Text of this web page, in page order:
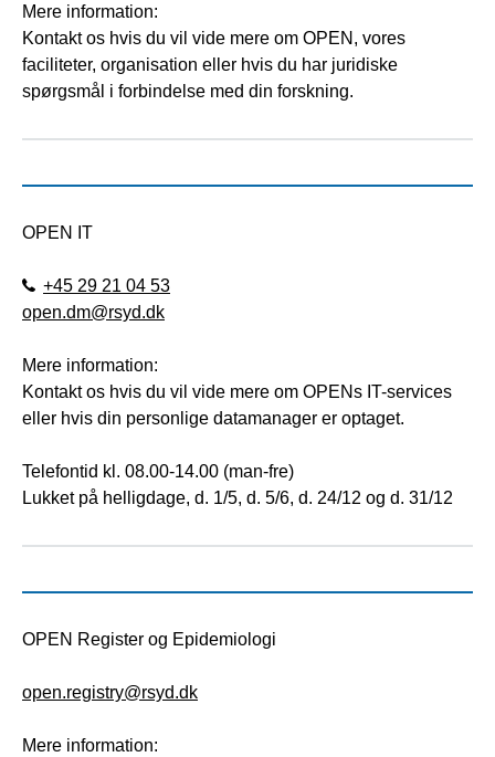
Mere information:
Kontakt os hvis du vil vide mere om OPEN, vores
faciliteter, organisation eller hvis du har juridiske
spørgsmål i forbindelse med din forskning.
OPEN IT
+45 29 21 04 53
open.dm@rsyd.dk
Mere information:
Kontakt os hvis du vil vide mere om OPENs IT-services
eller hvis din personlige datamanager er optaget.
Telefontid kl. 08.00-14.00 (man-fre)
Lukket på helligdage, d. 1/5, d. 5/6, d. 24/12 og d. 31/12
OPEN Register og Epidemiologi
open.registry@rsyd.dk
Mere information: